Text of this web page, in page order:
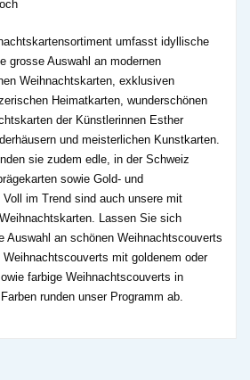
umfasst idyllische
grosse Auswahl an modernen
Weihnachtskarten, exklusiven
Heimatkarten, wunderschönen
der Künstlerinnen Esther
und meisterlichen Kunstkarten.
sie zudem edle, in der Schweiz
sowie Gold- und
im Trend sind auch unsere mit
Lassen Sie sich
Auswahl an schönen Weihnachtscouverts
mit goldenem oder
farbige Weihnachtscouverts in
runden unser Programm ab.